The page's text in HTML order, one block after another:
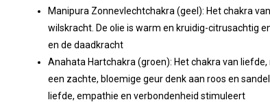
Manipura Zonnevlechtchakra (geel): Het chakra
wilskracht. De olie is warm en kruidig-citrusachtig
en de daadkracht
Anahata Hartchakra (groen): Het chakra van
een zachte, bloemige geur denk aan roos en
liefde, empathie en verbondenheid stimuleert